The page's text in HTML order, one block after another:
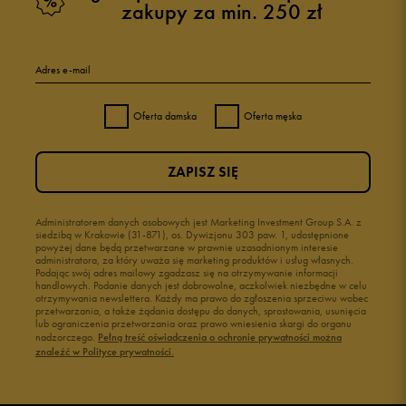
zakupy za min. 250 zł
Adres e-mail
Oferta damska Oferta męska
Administratorem danych osobowych jest Marketing Investment Group S.A. z
siedzibą w Krakowie (31-871), os. Dywizjonu 303 paw. 1, udostępnione
powyżej dane będą przetwarzane w prawnie uzasadnionym interesie
administratora, za który uważa się marketing produktów i usług własnych.
Podając swój adres mailowy zgadzasz się na otrzymywanie informacji
handlowych. Podanie danych jest dobrowolne, aczkolwiek niezbędne w celu
otrzymywania newslettera. Każdy ma prawo do zgłoszenia sprzeciwu wobec
przetwarzania, a także żądania dostępu do danych, sprostowania, usunięcia
lub ograniczenia przetwarzania oraz prawo wniesienia skargi do organu
nadzorczego. Pełną treść oświadczenia o ochronie prywatności można
znaleźć w Polityce prywatności.
ZAPISZ SIĘ